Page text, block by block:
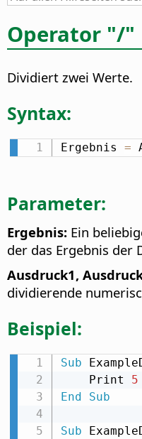
Operator "/"
Dividiert zwei Werte.
Syntax:
Ergebnis =
Parameter:
Ergebnis: Ein
der das Ergebnis der
Ausdruck1,
dividierende
Beispiel:
Sub
    Print
5
End
Sub
Sub